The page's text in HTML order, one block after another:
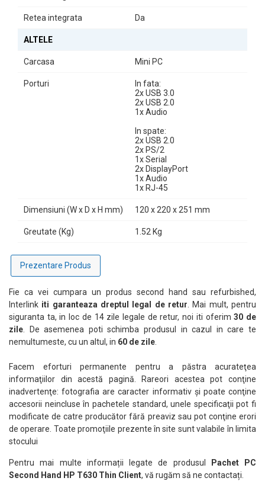
Retea integrata Da
ALTELE
Carcasa Mini PC
Porturi
In fata:
2x USB 3.0
2x USB 2.0
1x Audio
In spate:
2x USB 2.0
2x PS/2
1x Serial
2x DisplayPort
1x Audio
1x RJ-45
Dimensiuni (W x D x H mm) 120 x 220 x 251 mm
Greutate (Kg) 1.52 Kg
Prezentare Produs
Fie ca vei cumpara un produs second hand sau refurbished,
Interlink iti garanteaza dreptul legal de retur . Mai mult, pentru
siguranta ta, in loc de 14 zile legale de retur, noi iti oferim30 de
zile . De asemenea poti schimba produsul in cazul in care te
nemultumeste, cu un altul, in 60 de zile
Facem eforturi permanente pentru a păstra acurateţea
informaţiilor din acestă pagină. Rareori acestea pot conţine
inadvertenţe: fotografia are caracter informativ şi poate conţine
accesorii neincluse în pachetele standard, unele specificaţii pot fi
modificate de catre producător fără preaviz sau pot conţine erori
de operare. Toate promoţiile prezente în site sunt valabile în limita
stocului
Pentru mai multe informații legate de produsul Pachet PC
Second Hand HP T630 Thin Client, vă rugăm să ne contactați.